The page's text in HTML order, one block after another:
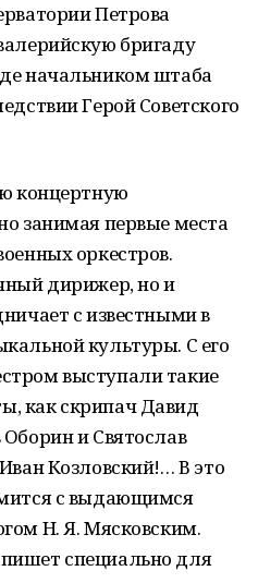
Петрова
бригаду
начальником штаба
Герой Советского
концертную
занимая первые места
оркестров.
дирижер, но и
с известными в
культуры. С его
выступали такие
как скрипач Давид
и Святослав
Козловский!… В это
с выдающимся
Н. Я. Мясковским.
специально для